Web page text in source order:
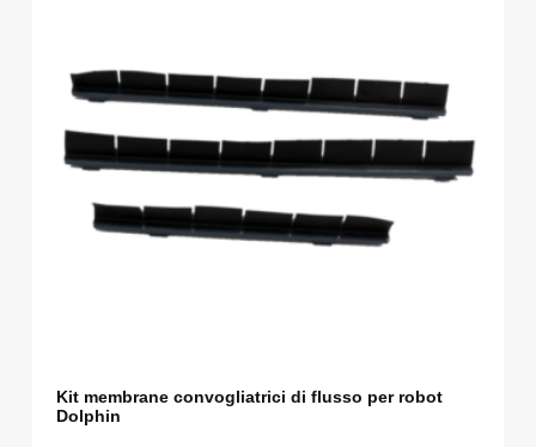
Kit membrane convogliatrici di flusso per robot
Dolphin